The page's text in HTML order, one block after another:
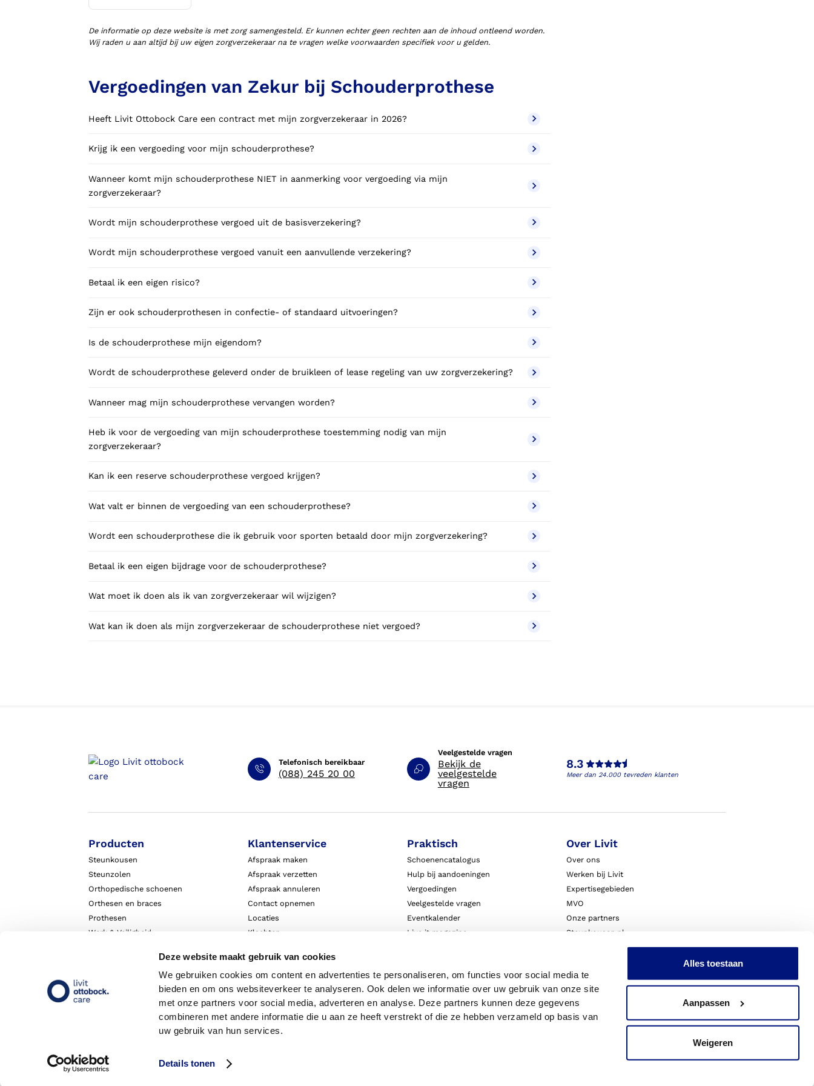
Deze website maakt gebruik van cookies
We gebruiken cookies om content en advertenties te personaliseren, om functies voor social media te
bieden en om ons websiteverkeer te analyseren. Ook delen we informatie over uw gebruik van onze site
met onze partners voor social media, adverteren en analyse. Deze partners kunnen deze gegevens
combineren met andere informatie die u aan ze heeft verstrekt of die ze hebben verzameld op basis van
uw gebruik van hun services.
Details tonen
Alles toestaan
Aanpassen
Weigeren
schoenen (VLOS)
De informatie op deze website is met zorg samengesteld. Er kunnen echter geen rechten aan de inhoud ontleend worden.
Wij raden u aan altijd bij uw eigen zorgverzekeraar na te vragen welke voorwaarden specifiek voor u gelden.
Vergoedingen van Zekur bij Schouderprothese
Heeft Livit Ottobock Care een contract met mijn zorgverzekeraar in 2026?
Krijg ik een vergoeding voor mijn schouderprothese?
Wanneer komt mijn schouderprothese NIET in aanmerking voor vergoeding via mijn
zorgverzekeraar?
Wordt mijn schouderprothese vergoed uit de basisverzekering?
Wordt mijn schouderprothese vergoed vanuit een aanvullende verzekering?
Betaal ik een eigen risico?
Zijn er ook schouderprothesen in confectie- of standaard uitvoeringen?
Is de schouderprothese mijn eigendom?
Wordt de schouderprothese geleverd onder de bruikleen of lease regeling van uw zorgverzekering?
Wanneer mag mijn schouderprothese vervangen worden?
Heb ik voor de vergoeding van mijn schouderprothese toestemming nodig van mijn
zorgverzekeraar?
Kan ik een reserve schouderprothese vergoed krijgen?
Wat valt er binnen de vergoeding van een schouderprothese?
Wordt een schouderprothese die ik gebruik voor sporten betaald door mijn zorgverzekering?
Betaal ik een eigen bijdrage voor de schouderprothese?
Wat moet ik doen als ik van zorgverzekeraar wil wijzigen?
Wat kan ik doen als mijn zorgverzekeraar de schouderprothese niet vergoed?
Telefonisch bereikbaar
(088) 245 20 00
Veelgestelde vragen
Bekijk de
veelgestelde
vragen
8.3
Meer dan 24.000 tevreden klanten
Producten
Steunkousen
Steunzolen
Orthopedische schoenen
Orthesen en braces
Prothesen
Werk & Veiligheid
Klantenservice
Afspraak maken
Afspraak verzetten
Afspraak annuleren
Contact opnemen
Locaties
Klachten
Praktisch
Schoenencatalogus
Hulp bij aandoeningen
Vergoedingen
Veelgestelde vragen
Eventkalender
Live it magazine
Algemene voorwaarden
Privacy
Over Livit
Over ons
Werken bij Livit
Expertisegebieden
MVO
Onze partners
Steunkousen.nl
Blessurewijzer.nl
Nieuws
Innovatie & Onderzoek
Livit Zorgprofessionals
Copyright 2026 - Livit Ottobock Care